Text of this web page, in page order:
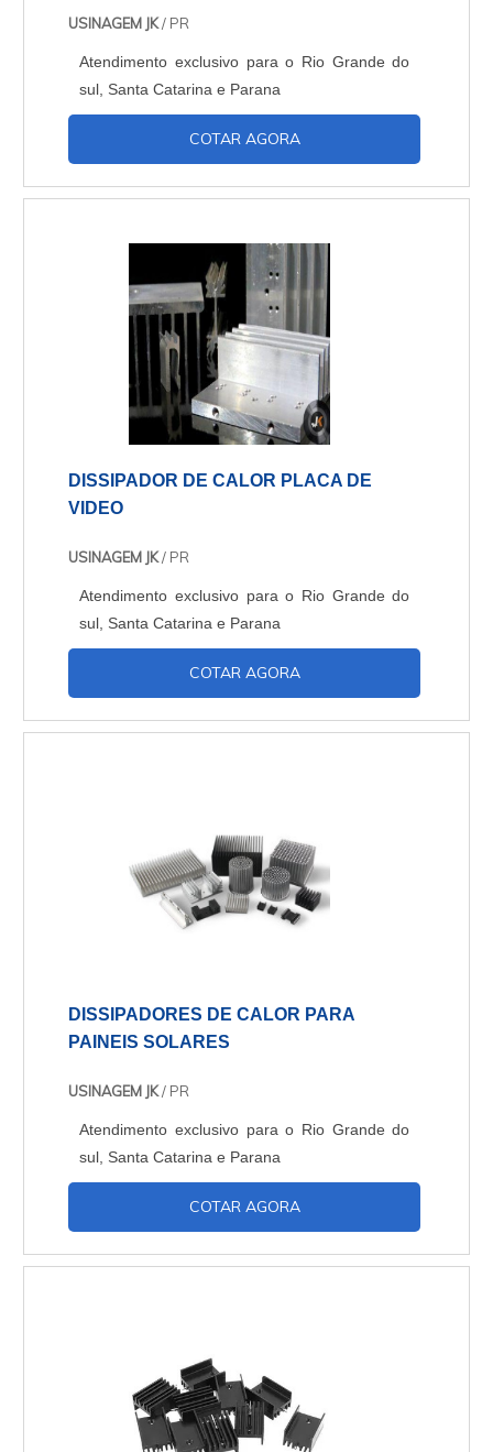
USINAGEM JK/ PR
Atendimento exclusivo para o Rio Grande do
sul, Santa Catarina e Parana
COTAR AGORA
DISSIPADOR DE CALOR PLACA DE
VIDEO
USINAGEM JK/ PR
Atendimento exclusivo para o Rio Grande do
sul, Santa Catarina e Parana
COTAR AGORA
DISSIPADORES DE CALOR PARA
PAINEIS SOLARES
USINAGEM JK/ PR
Atendimento exclusivo para o Rio Grande do
sul, Santa Catarina e Parana
COTAR AGORA